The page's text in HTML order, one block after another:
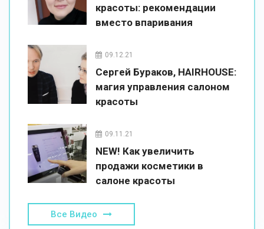
красоты: рекомендации
вместо впаривания
09.12.21
Сергей Бураков, HAIRHOUSE:
магия управления салоном
красоты
09.11.21
NEW! Как увеличить
продажи косметики в
салоне красоты
Все Видео